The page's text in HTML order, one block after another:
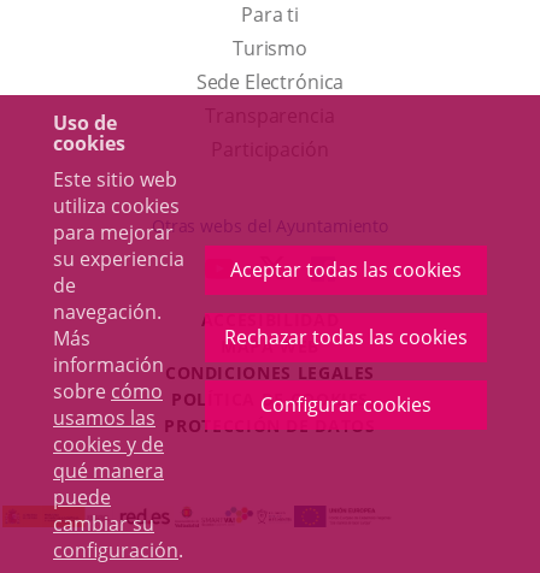
Uso de
cookies
Este sitio web
utiliza cookies
para mejorar
su experiencia
de
navegación.
Más
información
sobre cómo
usamos las
cookies y de
qué manera
puede
cambiar su
configuración.
Aceptar todas las cookies
Rechazar todas las cookies
Configurar cookies
Para ti
TurismoEste
enlace
ventana
nueva.
Sede Electrónica
Otras webs del Ayuntamiento
ENLACE
A
UNA
APLICACIÓN
EXTERNA.
ENLACE
A
UNA
APLICACIÓN
EXTERNA.
ENLACE
A
UNA
APLICACIÓN
EXTERNA.
ACCESIBILIDAD
MAPA WEB
CONDICIONES LEGALES
POLÍTICA DE COOKIES
PROTECCIÓN DE DATOS